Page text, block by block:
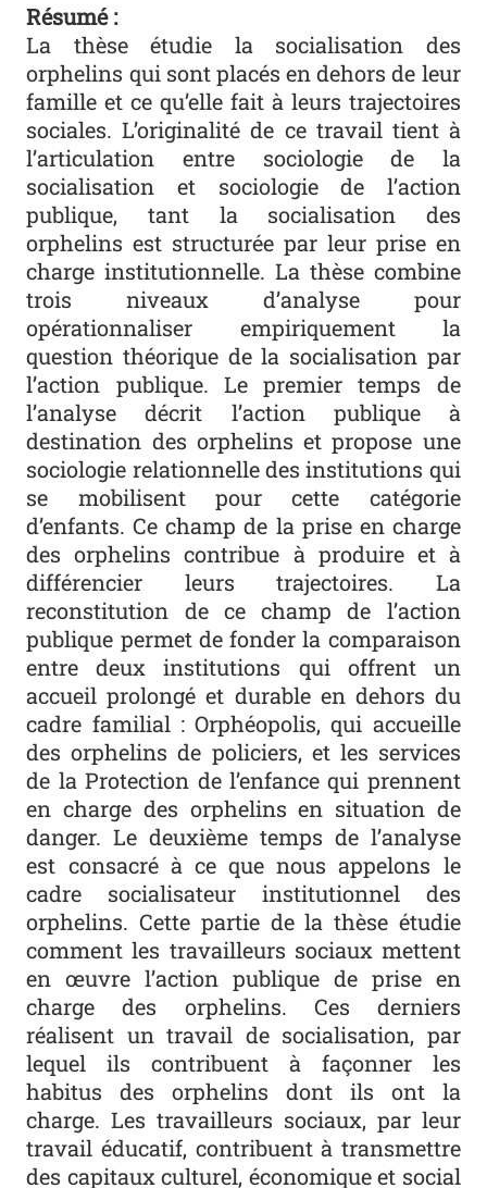
Résumé :
La thèse étudie la socialisation des
orphelins qui sont placés en dehors de leur
famille et ce qu’elle fait à leurs trajectoires
sociales. L’originalité de ce travail tient à
l’articulation entre sociologie de la
socialisation et sociologie de l’action
publique, tant la socialisation des
orphelins est structurée par leur prise en
charge institutionnelle. La thèse combine
trois niveaux d’analyse pour
opérationnaliser empiriquement la
question théorique de la socialisation par
l’action publique. Le premier temps de
l’analyse décrit l’action publique à
destination des orphelins et propose une
sociologie relationnelle des institutions qui
se mobilisent pour cette catégorie
d’enfants. Ce champ de la prise en charge
des orphelins contribue à produire et à
différencier leurs trajectoires. La
reconstitution de ce champ de l’action
publique permet de fonder la comparaison
entre deux institutions qui offrent un
accueil prolongé et durable en dehors du
cadre familial : Orphéopolis, qui accueille
des orphelins de policiers, et les services
de la Protection de l’enfance qui prennent
en charge des orphelins en situation de
danger. Le deuxième temps de l’analyse
est consacré à ce que nous appelons le
cadre socialisateur institutionnel des
orphelins. Cette partie de la thèse étudie
comment les travailleurs sociaux mettent
en œuvre l’action publique de prise en
charge des orphelins. Ces derniers
réalisent un travail de socialisation, par
lequel ils contribuent à façonner les
habitus des orphelins dont ils ont la
charge. Les travailleurs sociaux, par leur
travail éducatif, contribuent à transmettre
des capitaux culturel, économique et social